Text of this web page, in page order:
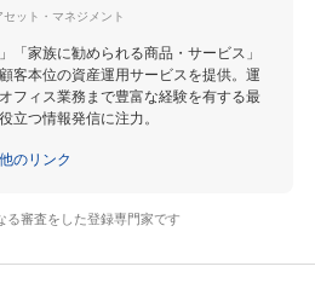
ット・マネジメント
「家族に勧められる商品・サービス」
客本位の資産運用サービスを提供。運
フィス業務まで豊富な経験を有する最
立つ情報発信に注力。
他のリンク
審査をした登録専門家です